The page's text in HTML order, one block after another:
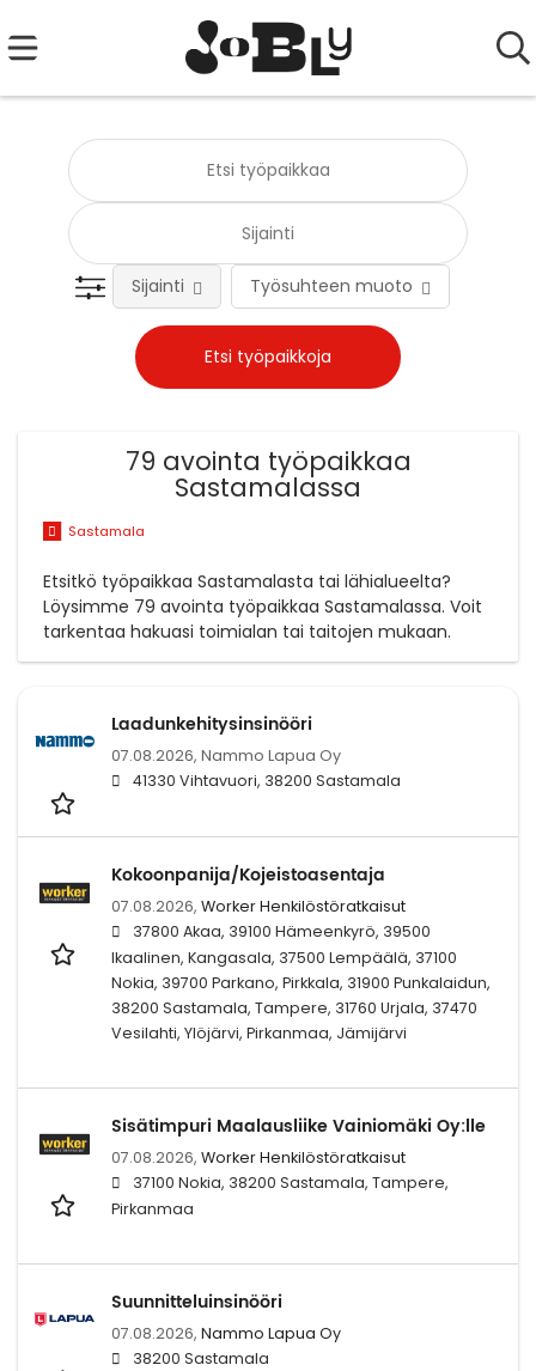
Työsuhteen muoto
Sijainti
79 avointa työpaikkaa
Sastamalassa
Sastamala
Etsitkö työpaikkaa Sastamalasta tai lähialueelta?
Löysimme 79 avointa työpaikkaa Sastamalassa. Voit
tarkentaa hakuasi toimialan tai taitojen mukaan.
Laadunkehitysinsinööri
07.08.2026, Nammo Lapua Oy
41330 Vihtavuori, 38200 Sastamala
Kokoonpanija/Kojeistoasentaja
07.08.2026, Worker Henkilöstöratkaisut
37800 Akaa, 39100 Hämeenkyrö, 39500
Ikaalinen, Kangasala, 37500 Lempäälä, 37100
Nokia, 39700 Parkano, Pirkkala, 31900 Punkalaidun,
38200 Sastamala, Tampere, 31760 Urjala, 37470
Vesilahti, Ylöjärvi, Pirkanmaa, Jämijärvi
Sisätimpuri Maalausliike Vainiomäki Oy:lle
07.08.2026, Worker Henkilöstöratkaisut
37100 Nokia, 38200 Sastamala, Tampere,
Pirkanmaa
Suunnitteluinsinööri
07.08.2026, Nammo Lapua Oy
38200 Sastamala